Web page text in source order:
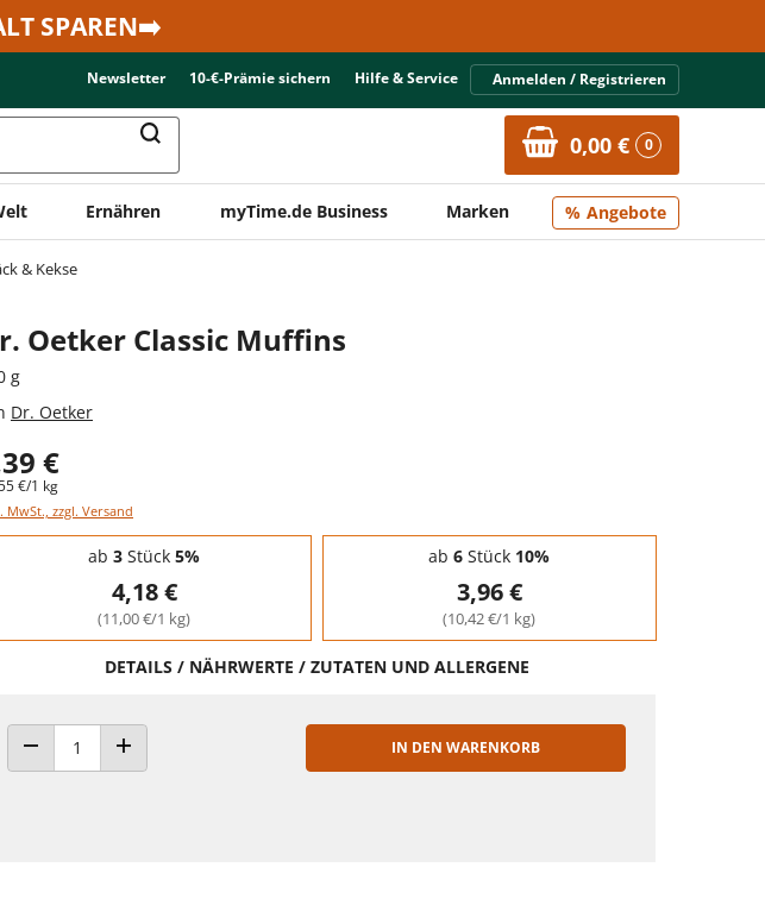
SPAREN➡️
Newsletter 10-€-Prämie sichern Hilfe & Service Anmelden / Registrieren
0,00 € 0
Ernähren myTime.de Business Marken Angebote
& Kekse
Oetker Classic Muffins
g
Dr. Oetker
€
€/1 kg
MwSt., zzgl. Versand
- Mengenrabatt
ab 3 Stück 5%
4,18 €
(11,00 €/1 kg)
ab 6 Stück 10%
3,96 €
(10,42 €/1 kg)
DETAILS / NÄHRWERTE / ZUTATEN UND ALLERGENE
ANZAHL VERRINGERNANZAHL ERHÖHEN
IN DEN WARENKORB